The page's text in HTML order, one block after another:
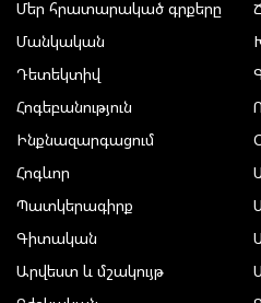
Մեր հրատարակած գրքերը
Մանկական
Դետեկտիվ
Հոգեբանություն
Ինքնազարգացում
Հոգևոր
Պատկերագիրք
Գիտական
Արվեստ և մշակույթ